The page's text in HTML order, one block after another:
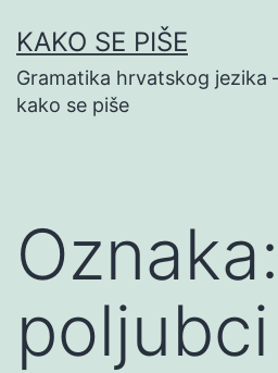
na
sadržaj
KAKO SE PIŠE
Gramatika hrvatskog jezika
kako se piše
Oznaka:
poljubci